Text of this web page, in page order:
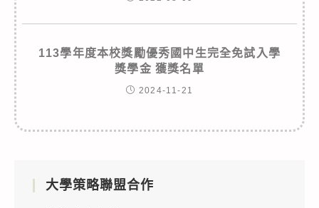
113學年度本校獎勵優秀國中生完全免試入學
獎學金 獲獎名單
2024-11-21
大學策略聯盟合作